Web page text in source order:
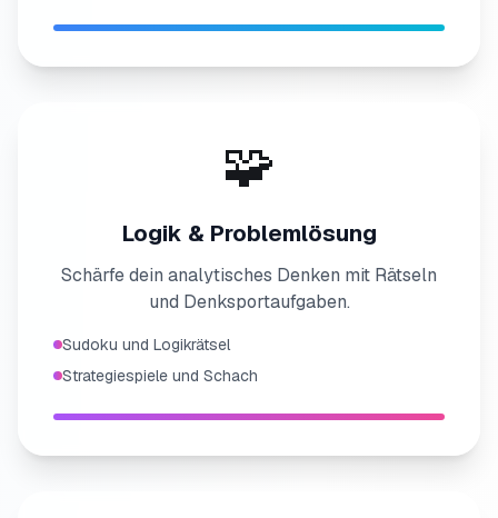
🧩
Logik & Problemlösung
Schärfe dein analytisches Denken mit Rätseln
und Denksportaufgaben.
Sudoku und Logikrätsel
Strategiespiele und Schach